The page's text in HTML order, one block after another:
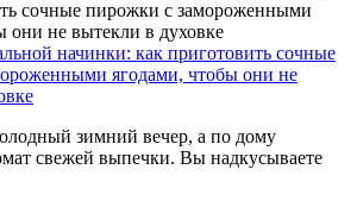
начинки: как приготовить сочные
ягодами, чтобы они не
зимний вечер, а по дому
свежей выпечки. Вы надкусываете